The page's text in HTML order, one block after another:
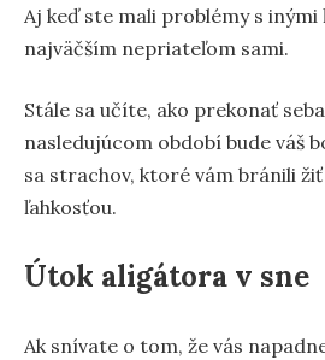
Aj keď ste mali problémy s
najväčším nepriateľom sami.
Stále sa učíte, ako prekonať
nasledujúcom období bude váš
sa strachov, ktoré vám bránili
ľahkosťou.
Útok aligátora v sne
Ak snívate o tom, že vás